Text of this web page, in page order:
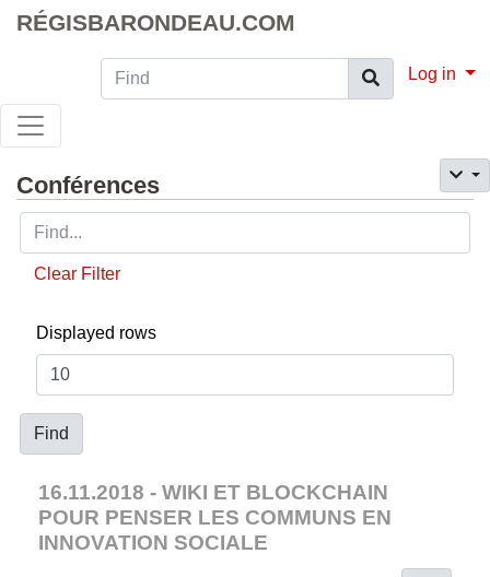
RÉGISBARONDEAU.COM
Find Log in
Conférences
Clear Filter
Displayed rows
Find
16.11.2018 - WIKI ET BLOCKCHAIN
POUR PENSER LES COMMUNS EN
INNOVATION SOCIALE